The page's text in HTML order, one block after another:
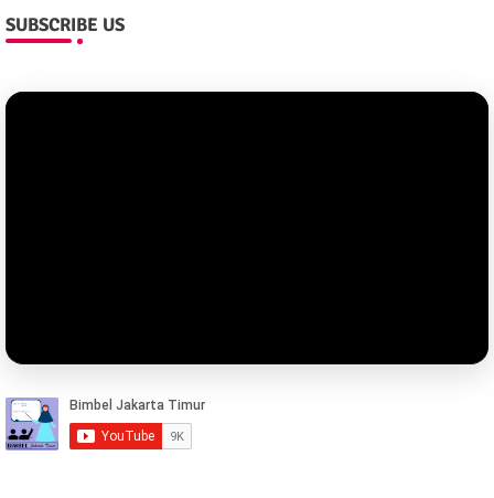
SUBSCRIBE US